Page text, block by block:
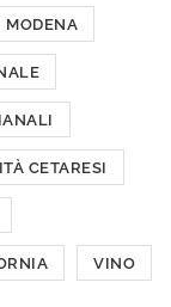
MODENA
CETARESI
VINO